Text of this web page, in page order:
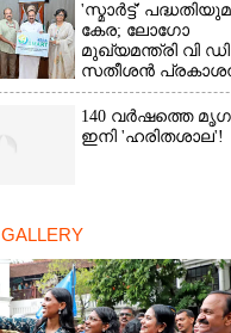
'സ്മാർട്ട്'
കേര; ലോഗോ
മുഖ്യമന്ത്രി വി ഡി
സതീശൻ
ചെയ്തു
140 വർഷത്തെ
ഇനി 'ഹരിതശാല'!
GALLERY